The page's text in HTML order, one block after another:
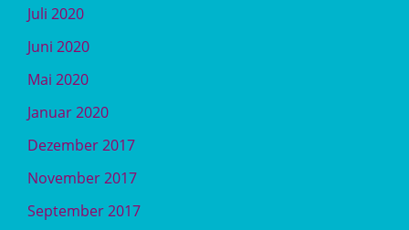
Juli 2020
Juni 2020
Mai 2020
Januar 2020
Dezember 2017
November 2017
September 2017